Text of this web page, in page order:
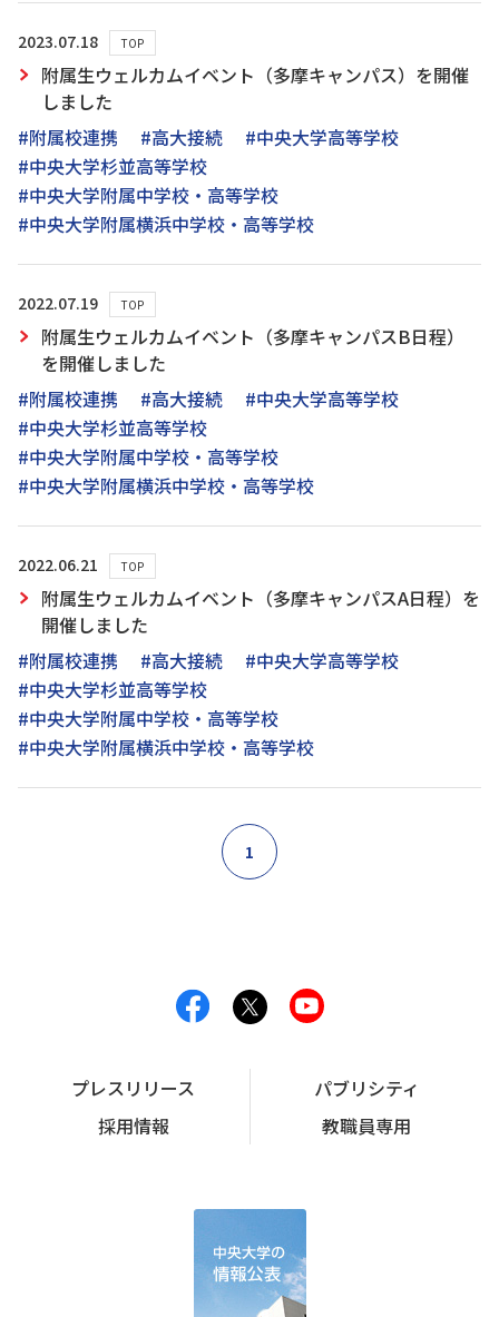
2023.07.18 TOP
附属生ウェルカムイベント（多摩キャンパス）を開催
しました
#附属校連携
#高大接続
#中央大学高等学校
#中央大学杉並高等学校
#中央大学附属中学校・高等学校
#中央大学附属横浜中学校・高等学校
2022.07.19 TOP
附属生ウェルカムイベント（多摩キャンパスB日程）
を開催しました
#附属校連携
#高大接続
#中央大学高等学校
#中央大学杉並高等学校
#中央大学附属中学校・高等学校
#中央大学附属横浜中学校・高等学校
2022.06.21 TOP
附属生ウェルカムイベント（多摩キャンパスA日程）を
開催しました
#附属校連携
#高大接続
#中央大学高等学校
#中央大学杉並高等学校
#中央大学附属中学校・高等学校
#中央大学附属横浜中学校・高等学校
1
プレスリリース
パブリシティ
採用情報
教職員専用